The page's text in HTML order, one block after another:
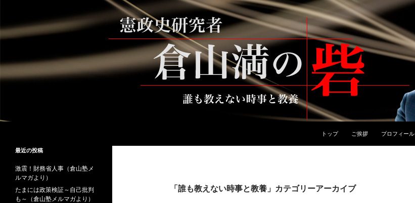
テ
ン
へ
ス
トップ ご挨拶 プロフィール
「誰も教えない時事と教養」カテゴリーアーカイブ
倉山満の砦～誰も教えない時事と教
最近の投稿
激震！財務省人事（倉山塾メ
ルマガより）
たまには政策検証～自己批判
も～（倉山塾メルマガより）